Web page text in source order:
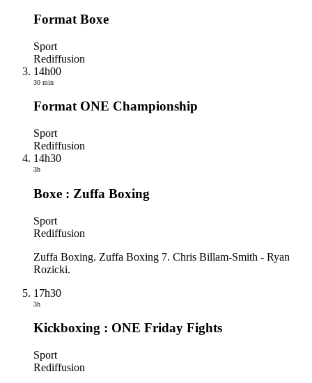
Format Boxe
Sport
Rediffusion
14h00
30 min
Format ONE Championship
Sport
Rediffusion
14h30
3h
Boxe : Zuffa Boxing
Sport
Rediffusion
Zuffa Boxing. Zuffa Boxing 7. Chris Billam-Smith - Ryan
Rozicki.
17h30
3h
Kickboxing : ONE Friday Fights
Sport
Rediffusion